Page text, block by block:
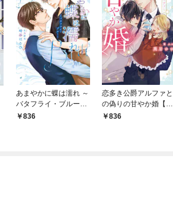
あまやかに蝶は濡れ ～
バタフライ・ブルー～
（小説）【電子限定書
836
恋多き公爵アルファと
の偽りの甘やか婚【特
典付き】【イラスト入
836